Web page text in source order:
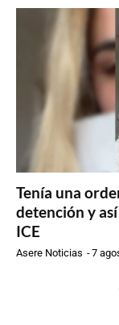
Tenía una
detención y
ICE
Asere Noticias -7